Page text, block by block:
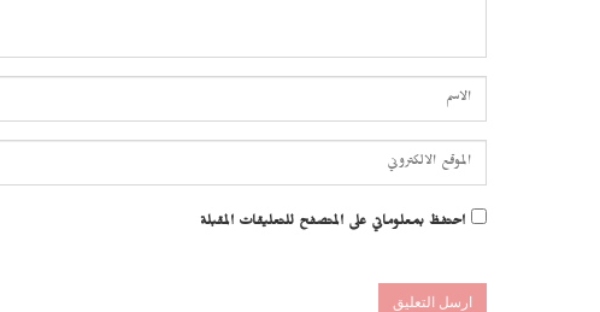
احتفظ بمعلوماتي على المتصفح للتعليقات المقبلة